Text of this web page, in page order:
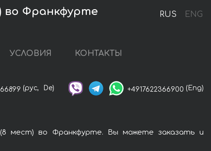
RUS ENG
во Франкфурте
УСЛОВИЯ КОНТАКТЫ
(рус, De) +4917622366900 (Eng)
(8 мест) во Франкфурте. Вы можете заказать и